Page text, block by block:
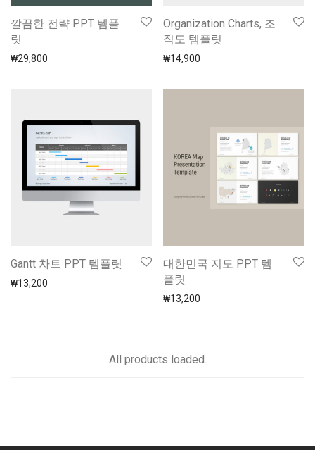
깔끔한 전략 PPT 템플
릿
₩29,800
Organization Charts, 조
직도 템플릿
₩14,900
Gantt 차트 PPT 템플릿
₩13,200
대한민국 지도 PPT 템
플릿
₩13,200
All products loaded.